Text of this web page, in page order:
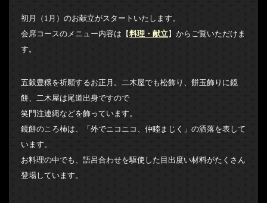
初月（1月）のお献立がスタートいたします。
会席コースのメニュー内容は【料理・献立】からご覧いただけま
す。
五穀豊穣を祈願するお正月。二木屋でも松飾り、餅玉飾りに鏡
餅、二木屋は尾道出身ですので
笑門注連縄などを飾っています。
鏡餅のころ柿は、「外でニコニコ、仲睦まじく」の洒落を表して
います。
お料理の中でも、語呂合わせを駆使した目出度い材料がたくさん
登場しています。